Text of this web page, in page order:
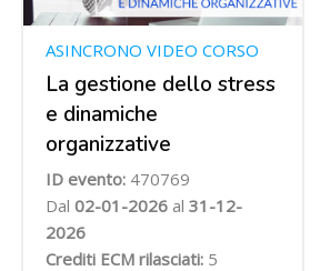
La gestione dello stress
e dinamiche
organizzative
ASINCRONO VIDEO CORSO
ID evento: 470769
Dal 02-01-2026 al 31-12-
2026
Crediti ECM rilasciati: 5